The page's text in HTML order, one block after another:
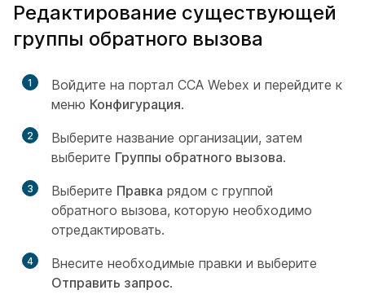
Редактирование существующей
группы обратного вызова
1
Войдите на портал CCA Webex и перейдите к
меню Конфигурация.
2
Выберите название организации, затем
выберите Группы обратного вызова.
3 Выберите Правка рядом с группой
обратного вызова, которую необходимо
отредактировать.
4
Внесите необходимые правки и выберите
Отправить запрос.